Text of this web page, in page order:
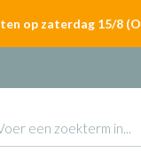
op zaterdag 15/8